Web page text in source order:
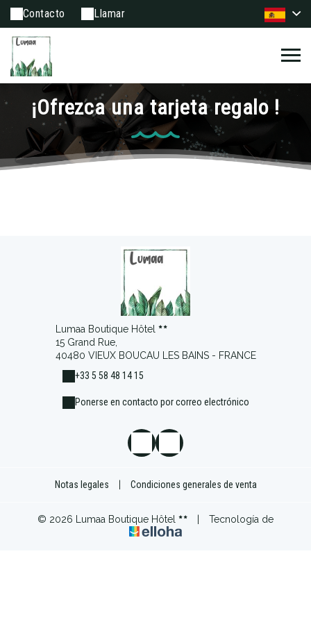
Contacto Llamar
¡Ofrezca una tarjeta regalo !
Lumaa Boutique Hôtel
15 Grand Rue,
40480 VIEUX BOUCAU LES BAINS - FRANCE
+33 5 58 48 14 15
Ponerse en contacto por correo electrónico
Notas legales Condiciones generales de venta
© 2026 Lumaa Boutique Hôtel Tecnología de